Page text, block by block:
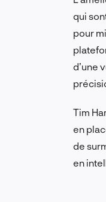
qui
pour
d’une
Tim
en
de
en